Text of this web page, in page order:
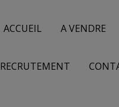
ACCUEIL A VENDRE
RECRUTEMENT